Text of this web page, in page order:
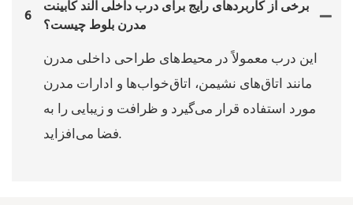
6
برخی از کاربردهای رایج برای درب داخلی آلند کابینت
مدرن بلوط چیست؟
این درب معمولاً در محیط‌های طراحی داخلی مدرن
مانند اتاق‌های نشیمن، اتاق‌خواب‌ها و ادارات مدرن
مورد استفاده قرار می‌گیرد و ظرافت و زیبایی را به
فضا می‌افزاید.